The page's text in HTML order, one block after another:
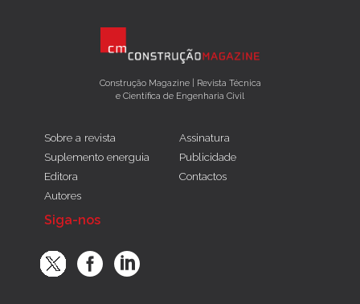
Construção Magazine | Revista Técnica
e Científica de Engenharia Civil
Sobre a revista
Suplemento energuia
Editora
Autores
Assinatura
Publicidade
Contactos
Siga-nos